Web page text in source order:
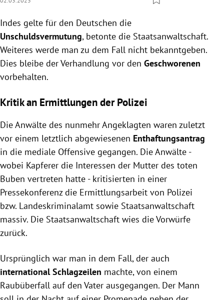
Indes gelte für den Deutschen die
Unschuldsvermutung, betonte die Staatsanwaltschaft.
Weiteres werde man zu dem Fall nicht bekanntgeben.
Dies bleibe der Verhandlung vor den Geschworenen
vorbehalten.
Kritik an Ermittlungen der Polizei
Die Anwälte des nunmehr Angeklagten waren zuletzt
vor einem letztlich abgewiesenen Enthaftungsantrag
in die mediale Offensive gegangen. Die Anwälte -
wobei Kapferer die Interessen der Mutter des toten
Buben vertreten hatte - kritisierten in einer
Pressekonferenz die Ermittlungsarbeit von Polizei
bzw. Landeskriminalamt sowie Staatsanwaltschaft
massiv. Die Staatsanwaltschaft wies die Vorwürfe
zurück.
Ursprünglich war man in dem Fall, der auch
international Schlagzeilen machte, von einem
Raubüberfall auf den Vater ausgegangen. Der Mann